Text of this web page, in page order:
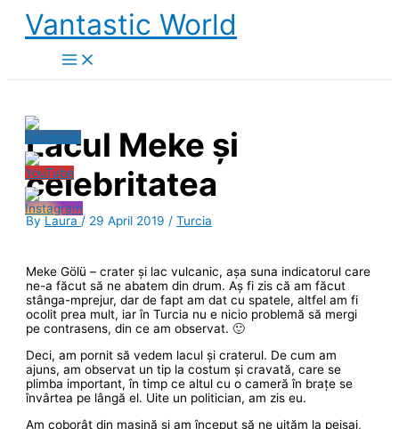
Skip
content
Vantastic World
Lacul Meke și
celebritatea
By Laura / 29 April 2019 /Turcia
Meke Gölü – crater și lac vulcanic, așa suna indicatorul care
ne-a făcut să ne abatem din drum. Aș fi zis că am făcut
stânga-mprejur, dar de fapt am dat cu spatele, altfel am fi
ocolit prea mult, iar în Turcia nu e nicio problemă să mergi
pe contrasens, din ce am observat. 🙂
Deci, am pornit să vedem lacul și craterul. De cum am
ajuns, am observat un tip la costum și cravată, care se
plimba important, în timp ce altul cu o cameră în brațe se
învârtea pe lângă el. Uite un politician, am zis eu.
Am coborât din mașină și am început să ne uităm la peisaj,